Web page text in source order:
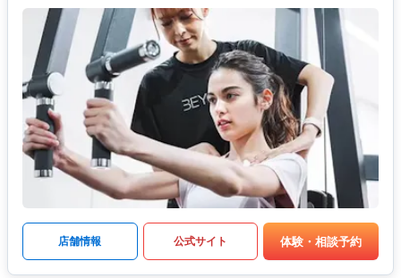
店舗情報 公式サイト 体験・相談予約